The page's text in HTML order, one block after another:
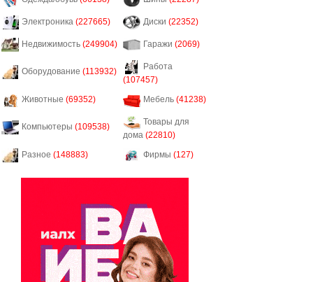
Электроника (227665) Диски (22352)
Недвижимость (249904) Гаражи (2069)
Оборудование (113932)
Работа
(107457)
Животные (69352) Мебель (41238)
Компьютеры (109538)
Товары для
дома (22810)
Разное (148883) Фирмы (127)